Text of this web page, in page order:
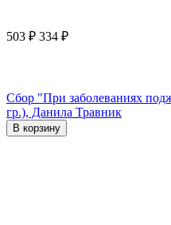
503 ₽ 334 ₽
Сбор "При заболеваниях
гр.), Данила Травник
В корзину